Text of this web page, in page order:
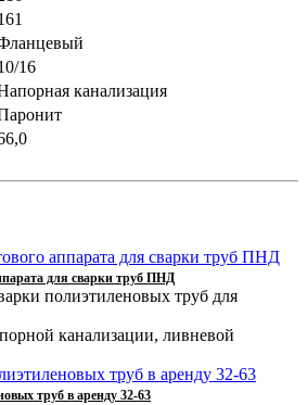
16
канализация
для сварки труб ПНД
полиэтиленовых труб для
канализации, ливневой
труб в аренду 32-63